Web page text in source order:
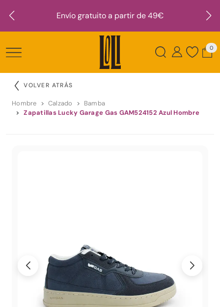
Envío gratuito a partir de 49€
0
VOLVER ATRÁS
Hombre Calzado
Bamba
Zapatillas Lucky Garage Gas GAM524152 Azul Hombre